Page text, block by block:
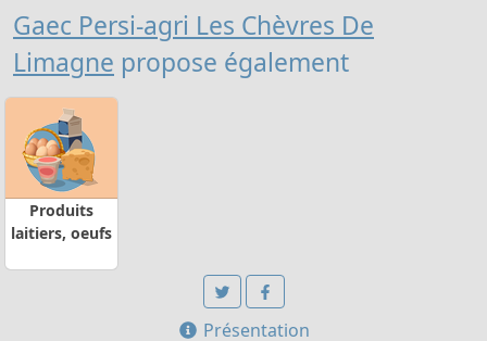
Gaec Persi-agri Les Chèvres De
Limagne propose également
Produits
laitiers, oeufs
Présentation